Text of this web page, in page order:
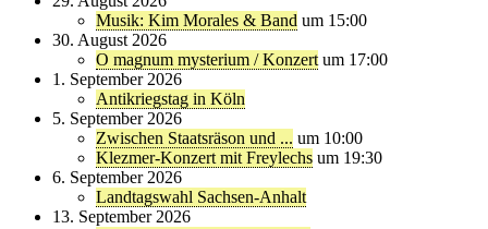
Musik: Kim Morales & Band um 15:00
30. August 2026
O magnum mysterium / Konzert um 17:00
1. September 2026
Antikriegstag in Köln
5. September 2026
Zwischen Staatsräson und ... um 10:00
Klezmer-Konzert mit Freylechs um 19:30
6. September 2026
Landtagswahl Sachsen-Anhalt
13. September 2026